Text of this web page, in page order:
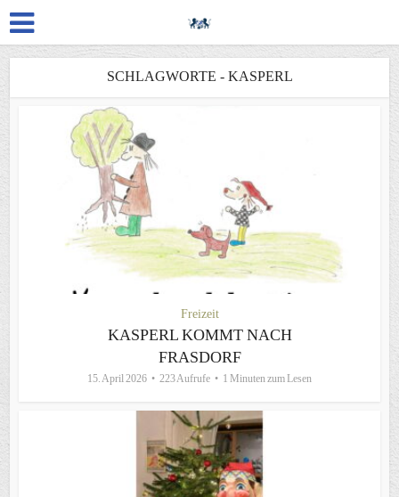
SCHLAGWORTE - KASPERL
Freizeit
KASPERL KOMMT NACH
FRASDORF
15. April 2026 223 Aufrufe 1 Minuten zum Lesen